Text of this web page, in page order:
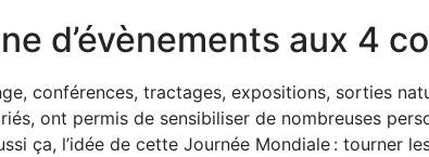
d’évènements aux 4
conférences, tractages, expositions, sorties
ont permis de sensibiliser de nombreuses
ça, l’idée de cette Journée Mondiale : tourner